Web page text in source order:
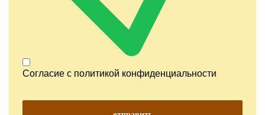
Согласие с политикой конфиденциальности